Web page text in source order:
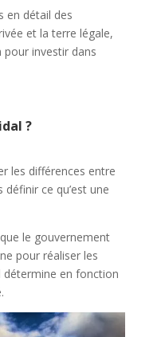
en détail des
et la terre légale,
investir dans
?
les différences entre
ce qu’est une
le gouvernement
pour réaliser les
détermine en fonction